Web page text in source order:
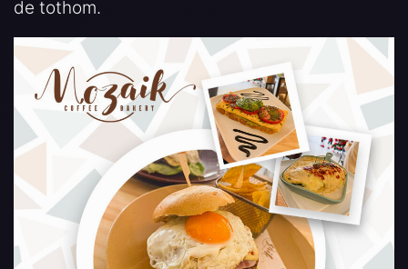
de tothom.